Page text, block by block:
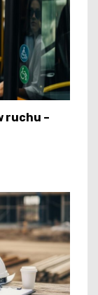
ruchu –